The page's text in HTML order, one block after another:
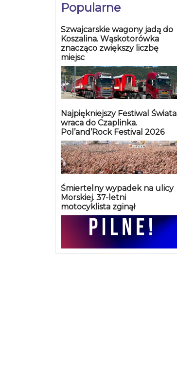
Popularne
Szwajcarskie wagony jadą do
Koszalina. Wąskotorówka
znacząco zwiększy liczbę
miejsc
Najpiękniejszy Festiwal Świata
wraca do Czaplinka.
Pol’and’Rock Festival 2026
Śmiertelny wypadek na ulicy
Morskiej. 37-letni
motocyklista zginął